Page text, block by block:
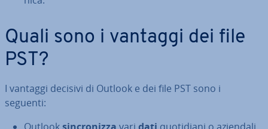
Quali sono i vantaggi dei file
PST?
I vantaggi decisivi di Outlook e dei file PST sono i
seguenti: